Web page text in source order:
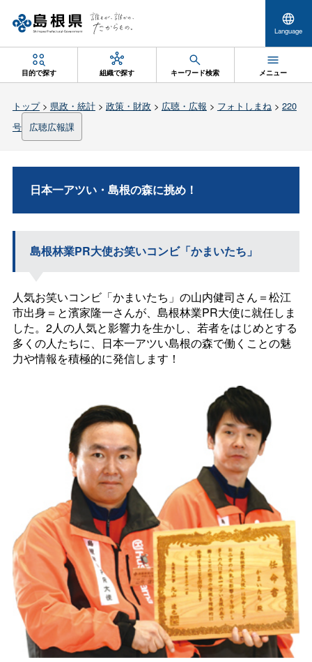
Language
目的で探す 組織で探す キーワード検索 メニュー
トップ> 県政・統計> 政策・財政 > 広聴・広報 > フォトしまね> 220
号
広聴広報課
日本一アツい・島根の森に挑め！
島根林業PR大使お笑いコンビ「かまいたち」
人気お笑いコンビ「かまいたち」の山内健司さん＝松江
市出身＝と濱家隆一さんが、島根林業PR大使に就任しま
した。2人の人気と影響力を生かし、若者をはじめとする
多くの人たちに、日本一アツい島根の森で働くことの魅
力や情報を積極的に発信します！